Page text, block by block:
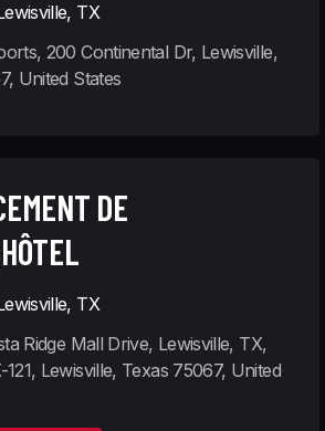
TX
200 Continental Dr, Lewisville,
United States
DE
TX
Ridge Mall Drive, Lewisville, TX,
Lewisville, Texas 75067, United